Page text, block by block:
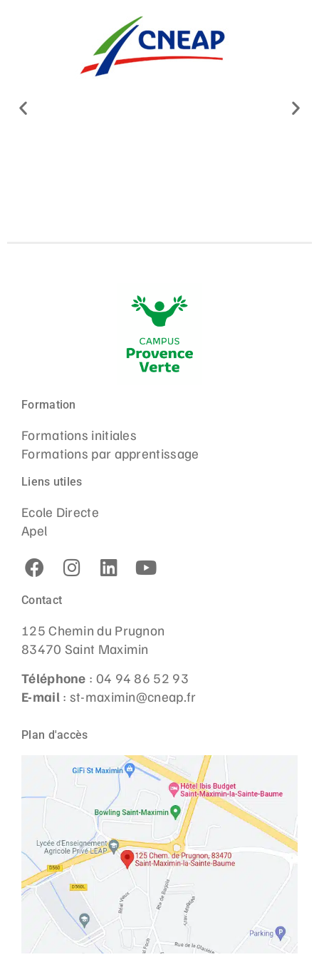
Formation
Formations initiales
Formations par apprentissage
Liens utiles
Ecole Directe
Apel
Contact
125 Chemin du Prugnon
83470 Saint Maximin
Téléphone : 04 94 86 52 93
E-mail : st-maximin@cneap.fr
Plan d'accès